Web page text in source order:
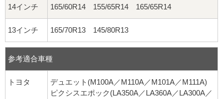
14インチ 165/60R14 155/65R14 165/65R14
13インチ 165/70R13 145/80R13
参考適合車種
トヨタ
デュエット(M100A／M110A／M101A／M111A)
ピクシスエポック(LA350A／LA360A／LA300A／